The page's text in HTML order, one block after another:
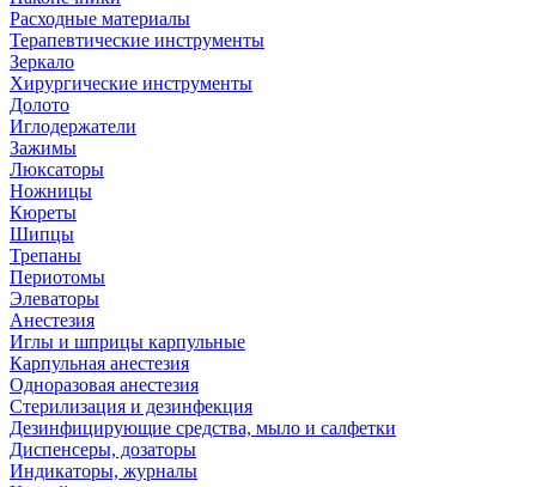
Расходные материалы
Терапевтические инструменты
Зеркало
Хирургические инструменты
Долото
Иглодержатели
Зажимы
Люксаторы
Ножницы
Кюреты
Шипцы
Трепаны
Периотомы
Элеваторы
Анестезия
Иглы и шприцы карпульные
Карпульная анестезия
Одноразовая анестезия
Стерилизация и дезинфекция
Дезинфицирующие средства, мыло и салфетки
Диспенсеры, дозаторы
Индикаторы, журналы